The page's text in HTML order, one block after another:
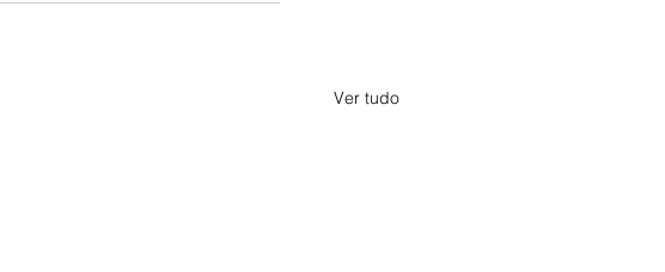
Ver tudo